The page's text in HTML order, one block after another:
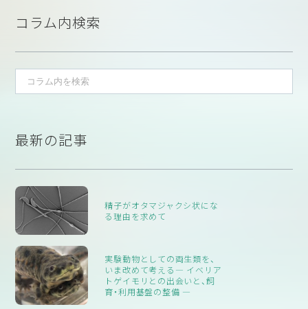
コラム内検索
最新の記事
精子がオタマジャクシ状にな
る理由を求めて
実験動物としての両生類を、
いま改めて考える― イベリア
トゲイモリとの出会いと、飼
育・利用基盤の整備 ―